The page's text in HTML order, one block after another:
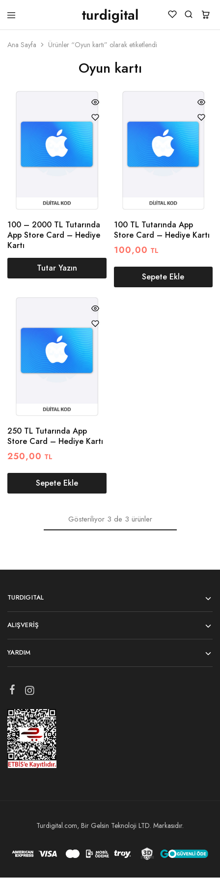
turdigital
TURDIGITAL
Dijital
Kartları
Kartları
Paketleri
Ana Sayfa Ürünler “Oyun kartı” olarak etiketlendi
Oyun kartı
100 – 2000 TL Tutarında
App Store Card – Hediye
Kartı
Tutar Yazın
100 TL Tutarında App
Store Card – Hediye Kartı
100,00 TL
Sepete Ekle
250 TL Tutarında App
Store Card – Hediye Kartı
250,00 TL
Sepete Ekle
Gösteriliyor3 de 3 ürünler
TURDIGITAL
ALIŞVERIŞ
YARDIM
Turdigital.com, Bir Gelsin Teknoloji LTD. Markasıdır.